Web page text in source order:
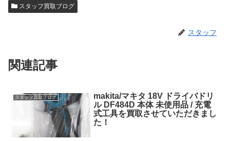
スタッフ買取ブログ
スタッフ
関連記事
スタッフ買取ブログ
makita/マキタ 18V ドライバドリ
ル DF484D 本体 未使用品 / 充電
式工具を買取させていただきまし
た！